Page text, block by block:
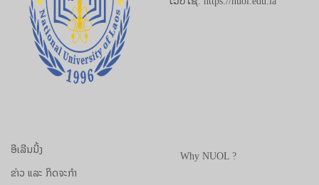
ອີເລີນນີ້ງ
ຂ່າວ ແລະ ກິດຈະກຳ
Why NUOL ?